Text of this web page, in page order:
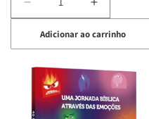
Diminuir
a
quantidade
de
Devocional
Quarto
de
Guerra
Aumentar
a
quantidade
de
Devocional
Quarto
de
Guerra
Adicionar ao carrinho